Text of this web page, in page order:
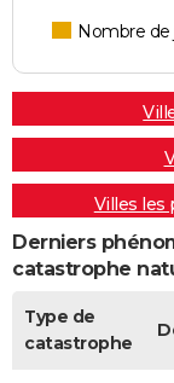
Nombre
Villes les
Derniers
catastrophe
Type de
catastrophe